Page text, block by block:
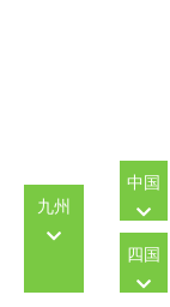
中国
四国
九州